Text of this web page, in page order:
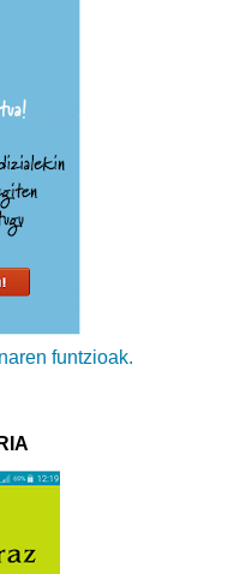
funtzioak.